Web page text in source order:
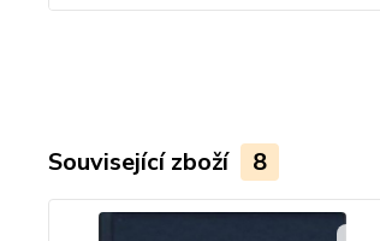
Související zboží 8